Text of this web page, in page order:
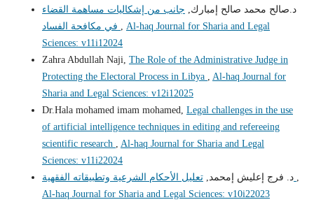
د.صالح محمد صالح إمبارك, جانب من إشكاليات مساهمة القضاء
Al-haq Journal for Sharia and Legal
Sciences: v11i12024
Zahra Abdullah Naji, The Role of the Administrative Judge in
Protecting the Electoral Process in Libya
Al-haq Journal for
Sharia and Legal Sciences: v12i12025
Dr.Hala mohamed imam mohamed, Legal challenges in the use
of artificial intelligence techniques in editing and refereeing
scientific research
Al-haq Journal for Sharia and Legal
Sciences: v11i22024
د. فرج إعليش إمحمد,تعليل الأحكام الشرعية وتطبيقاته الفقهية
Al-haq Journal for Sharia and Legal Sciences: v10i22023